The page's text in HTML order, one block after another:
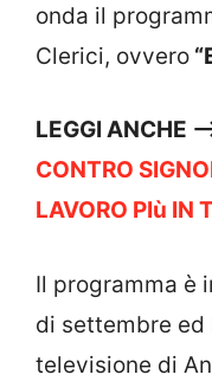
onda il
Clerici, ovvero
LEGGI ANCHE
CONTRO
LAVORO PIù IN
Il programma è
di settembre
televisione di